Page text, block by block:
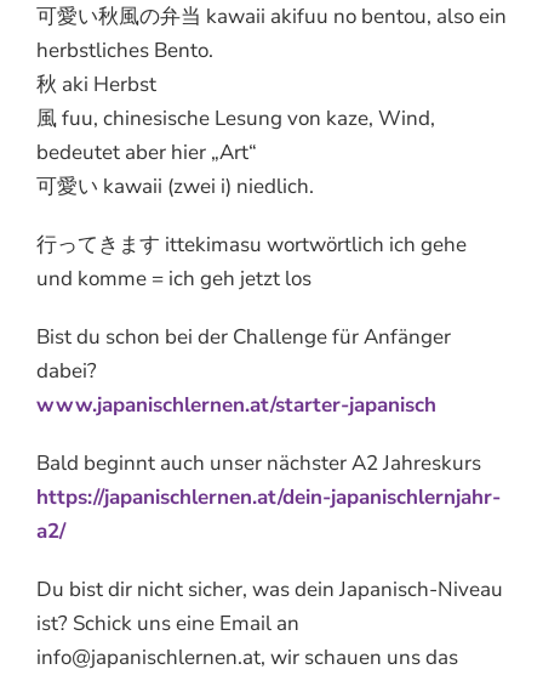
可愛い秋風の弁当 kawaii akifuu no bentou, also ein
herbstliches Bento.
秋 aki Herbst
風 fuu, chinesische Lesung von kaze, Wind,
bedeutet aber hier „Art“
可愛い kawaii (zwei i) niedlich.
行ってきます ittekimasu wortwörtlich ich gehe
und komme = ich geh jetzt los
Bist du schon bei der Challenge für Anfänger
dabei?
www.japanischlernen.at/starter-japanisch
Bald beginnt auch unser nächster A2 Jahreskurs
https://japanischlernen.at/dein-japanischlernjahr-
a2/
Du bist dir nicht sicher, was dein Japanisch-Niveau
ist? Schick uns eine Email an
info@japanischlernen.at, wir schauen uns das